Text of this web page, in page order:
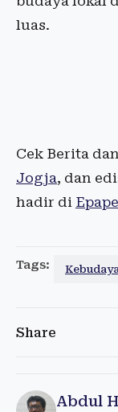
luas.
Cek Berita
Jogja, dan
hadir di
Tags:
Share
Abdul